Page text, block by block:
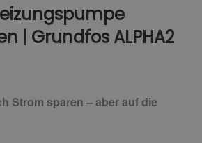
| Grundfos ALPHA2
Strom sparen – aber auf die